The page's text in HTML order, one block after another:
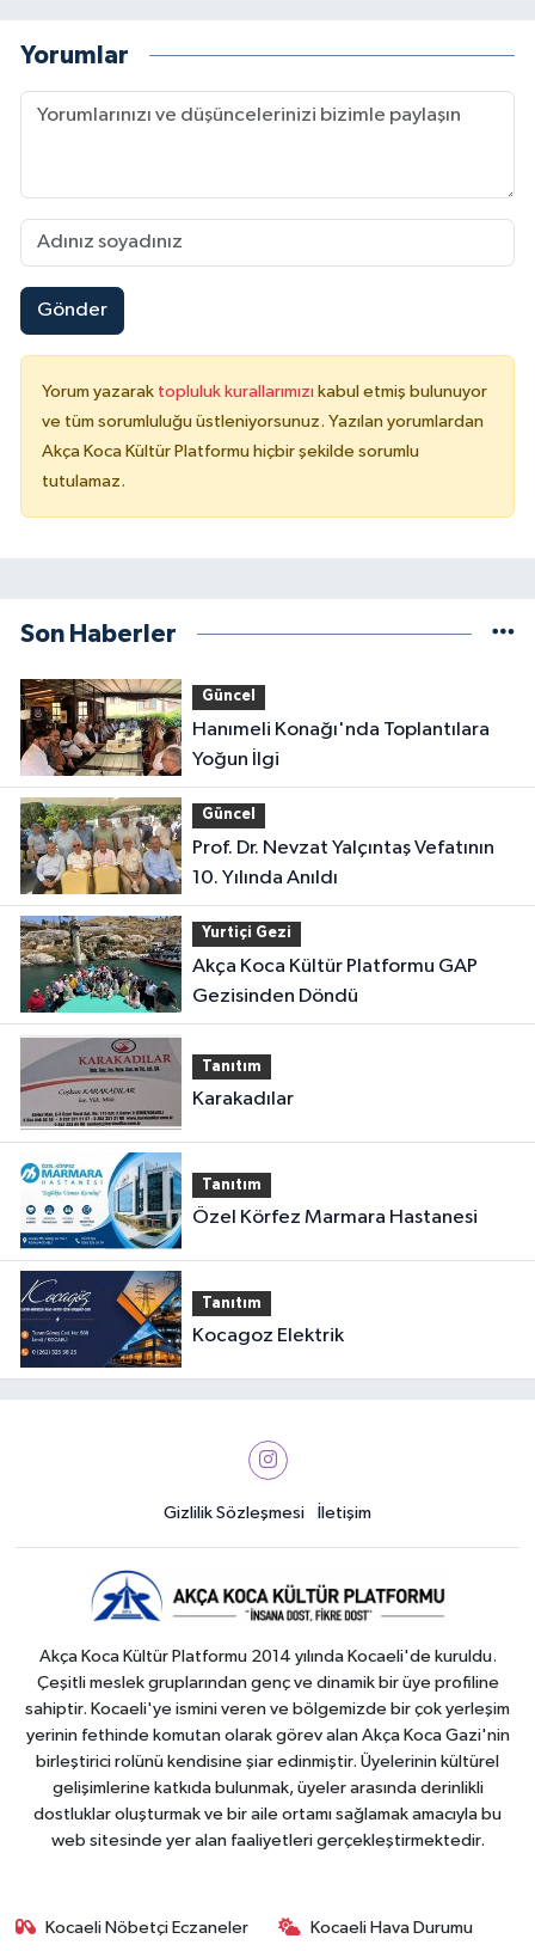
Yorumlar
Gönder
Yorum yazarak topluluk kurallarımızı kabul etmiş bulunuyor
ve tüm sorumluluğu üstleniyorsunuz. Yazılan yorumlardan
Akça Koca Kültür Platformu hiçbir şekilde sorumlu
tutulamaz.
Son Haberler
Güncel
Hanımeli Konağı'nda Toplantılara
Yoğun İlgi
Güncel
Prof. Dr. Nevzat Yalçıntaş Vefatının
10. Yılında Anıldı
Yurtiçi Gezi
Akça Koca Kültür Platformu GAP
Gezisinden Döndü
Tanıtım
Karakadılar
Tanıtım
Özel Körfez Marmara Hastanesi
Tanıtım
Kocagoz Elektrik
Gizlilik Sözleşmesi İletişim
Akça Koca Kültür Platformu 2014 yılında Kocaeli'de kuruldu.
Çeşitli meslek gruplarından genç ve dinamik bir üye profiline
sahiptir. Kocaeli'ye ismini veren ve bölgemizde bir çok yerleşim
yerinin fethinde komutan olarak görev alan Akça Koca Gazi'nin
birleştirici rolünü kendisine şiar edinmiştir. Üyelerinin kültürel
gelişimlerine katkıda bulunmak, üyeler arasında derinlikli
dostluklar oluşturmak ve bir aile ortamı sağlamak amacıyla bu
web sitesinde yer alan faaliyetleri gerçekleştirmektedir.
Kocaeli Nöbetçi Eczaneler Kocaeli Hava Durumu